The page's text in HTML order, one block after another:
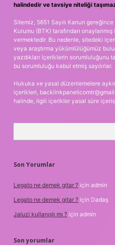
halindedir ve tavsiye niteliği
Sitemiz, 5651 Sayılı Kanun
Kurumu (BTK) tarafından
vermektedir. Bu nedenle, sitedeki
veya araştırma yükümlülüğümüz
yazdıkları içeriklerin sorumluluğunu
bu sorumluluğu kabul etmiş sayılırlar.
Hukuka ve yasal düzenlemelere
içerikleri,
halinde, ilgili içerikler yasal süre
Son Yorumlar
Legato ne demek gitar ? için admin
Legato ne demek gitar ? için Dadaş
Jaluzi kullanışlı mı ? için admin
Son yorumlar